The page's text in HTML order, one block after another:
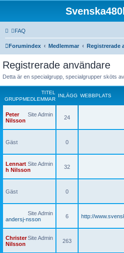
FAQ
Forumindex Medlemmar Registrerade
Registrerade användare
Detta är en specialgrupp, specialgrupper sköts
TITEL
GRUPPMEDLEMMAR
INLÄGG WEBBPLATS
Site Admin
Peter
Nilsson
24
Gäst 0
Site Admin
Lennart
h Nilsson
32
Gäst 0
Site Admin
andersj-nsson
6 http://
Site Admin
Christer
Nilsson
263